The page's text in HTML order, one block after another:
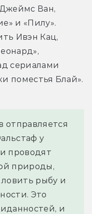
Ван,
и «Пилу».
Ивэн Кац,
сериалами
поместья Блай».
отправляется
у
проводят
природы,
рыбу и
Это
и